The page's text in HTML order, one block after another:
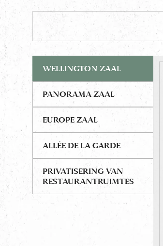
WELLINGTON ZAAL
PANORAMA ZAAL
EUROPE ZAAL
ALLÉE DE LA GARDE
PRIVATISERING VAN
RESTAURANTRUIMTES